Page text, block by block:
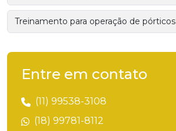
Treinamento para operação de pórticos
Entre em contato
(11) 99538-3108
(18) 99781-8112